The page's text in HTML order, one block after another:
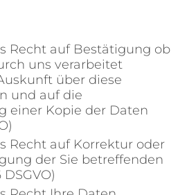
Recht auf Bestätigung ob
uns verarbeitet
über diese
und auf die
einer Kopie der Daten
Recht auf Korrektur oder
der Sie betreffenden